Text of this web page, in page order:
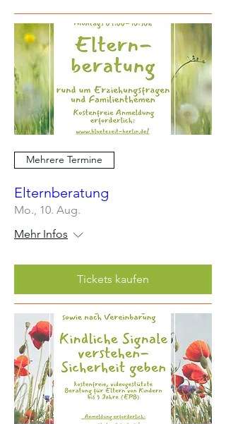
Mehrere Termine
Elternberatung
Mo., 10. Aug.
Mehr Infos
Tickets kaufen